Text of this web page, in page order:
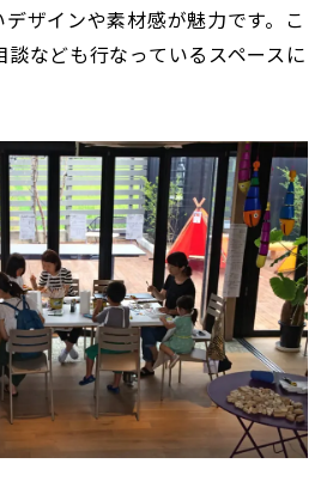
ザインや素材感が魅力です。こ
なども行なっているスペースに